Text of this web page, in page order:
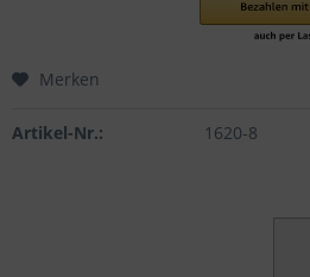
Merken
Artikel-Nr.: 1620-8